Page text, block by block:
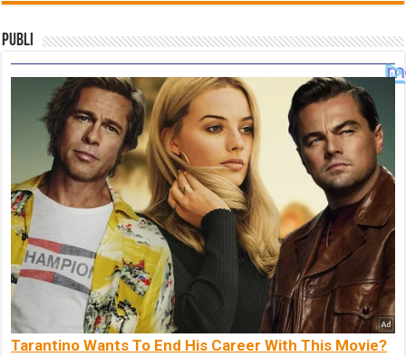
Publi
Tarantino Wants To End His Career With This Movie?